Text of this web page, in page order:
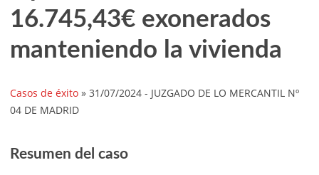
16.745,43€ exonerados
manteniendo la vivienda
Casos de éxito » 31/07/2024 - JUZGADO DE LO MERCANTIL Nº
04 DE MADRID
Resumen del caso